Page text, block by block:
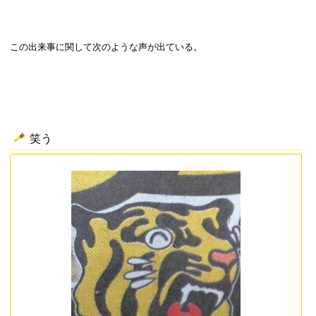
この出来事に関して次のような声が出ている。
笑う